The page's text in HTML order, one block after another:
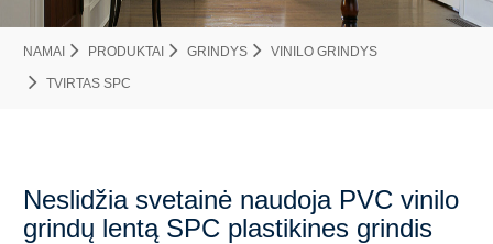
NAMAI PRODUKTAI GRINDYS VINILO GRINDYS
TVIRTAS SPC
Neslidžia svetainė naudoja PVC vinilo
grindų lentą SPC plastikines grindis